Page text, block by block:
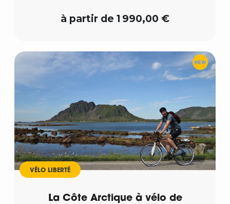
à partir de 1 990,00 €
VÉLO LIBERTÉ
La Côte Arctique à vélo de